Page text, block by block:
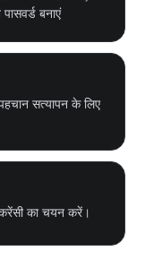
बनाएं
सत्यापन के लिए
का चयन करें।